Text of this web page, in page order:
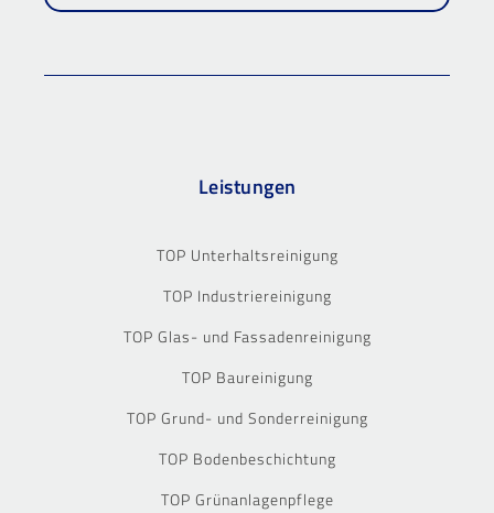
Leistungen
TOP Unterhaltsreinigung
TOP Industriereinigung
TOP Glas- und Fassadenreinigung
TOP Baureinigung
TOP Grund- und Sonderreinigung
TOP Bodenbeschichtung
TOP Grünanlagenpflege